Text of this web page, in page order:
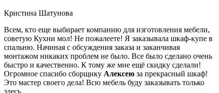
Кристина Шатунова
Всем, кто еще выбирает компанию для изготовления мебели,
советую Кухни мол! Не пожалеете! Я заказывала шкаф-купе в
спальню. Начиная с обсуждения заказа и заканчивая
монтажом никаких проблем не было. Все было сделано очень
быстро и качественно. К тому же мне ещё скидку сделали!
Огромное спасибо сборщику Алексею за прекрасный шкаф!
Это мастер своего дела! Всю мебель буду заказывать только
здесь.